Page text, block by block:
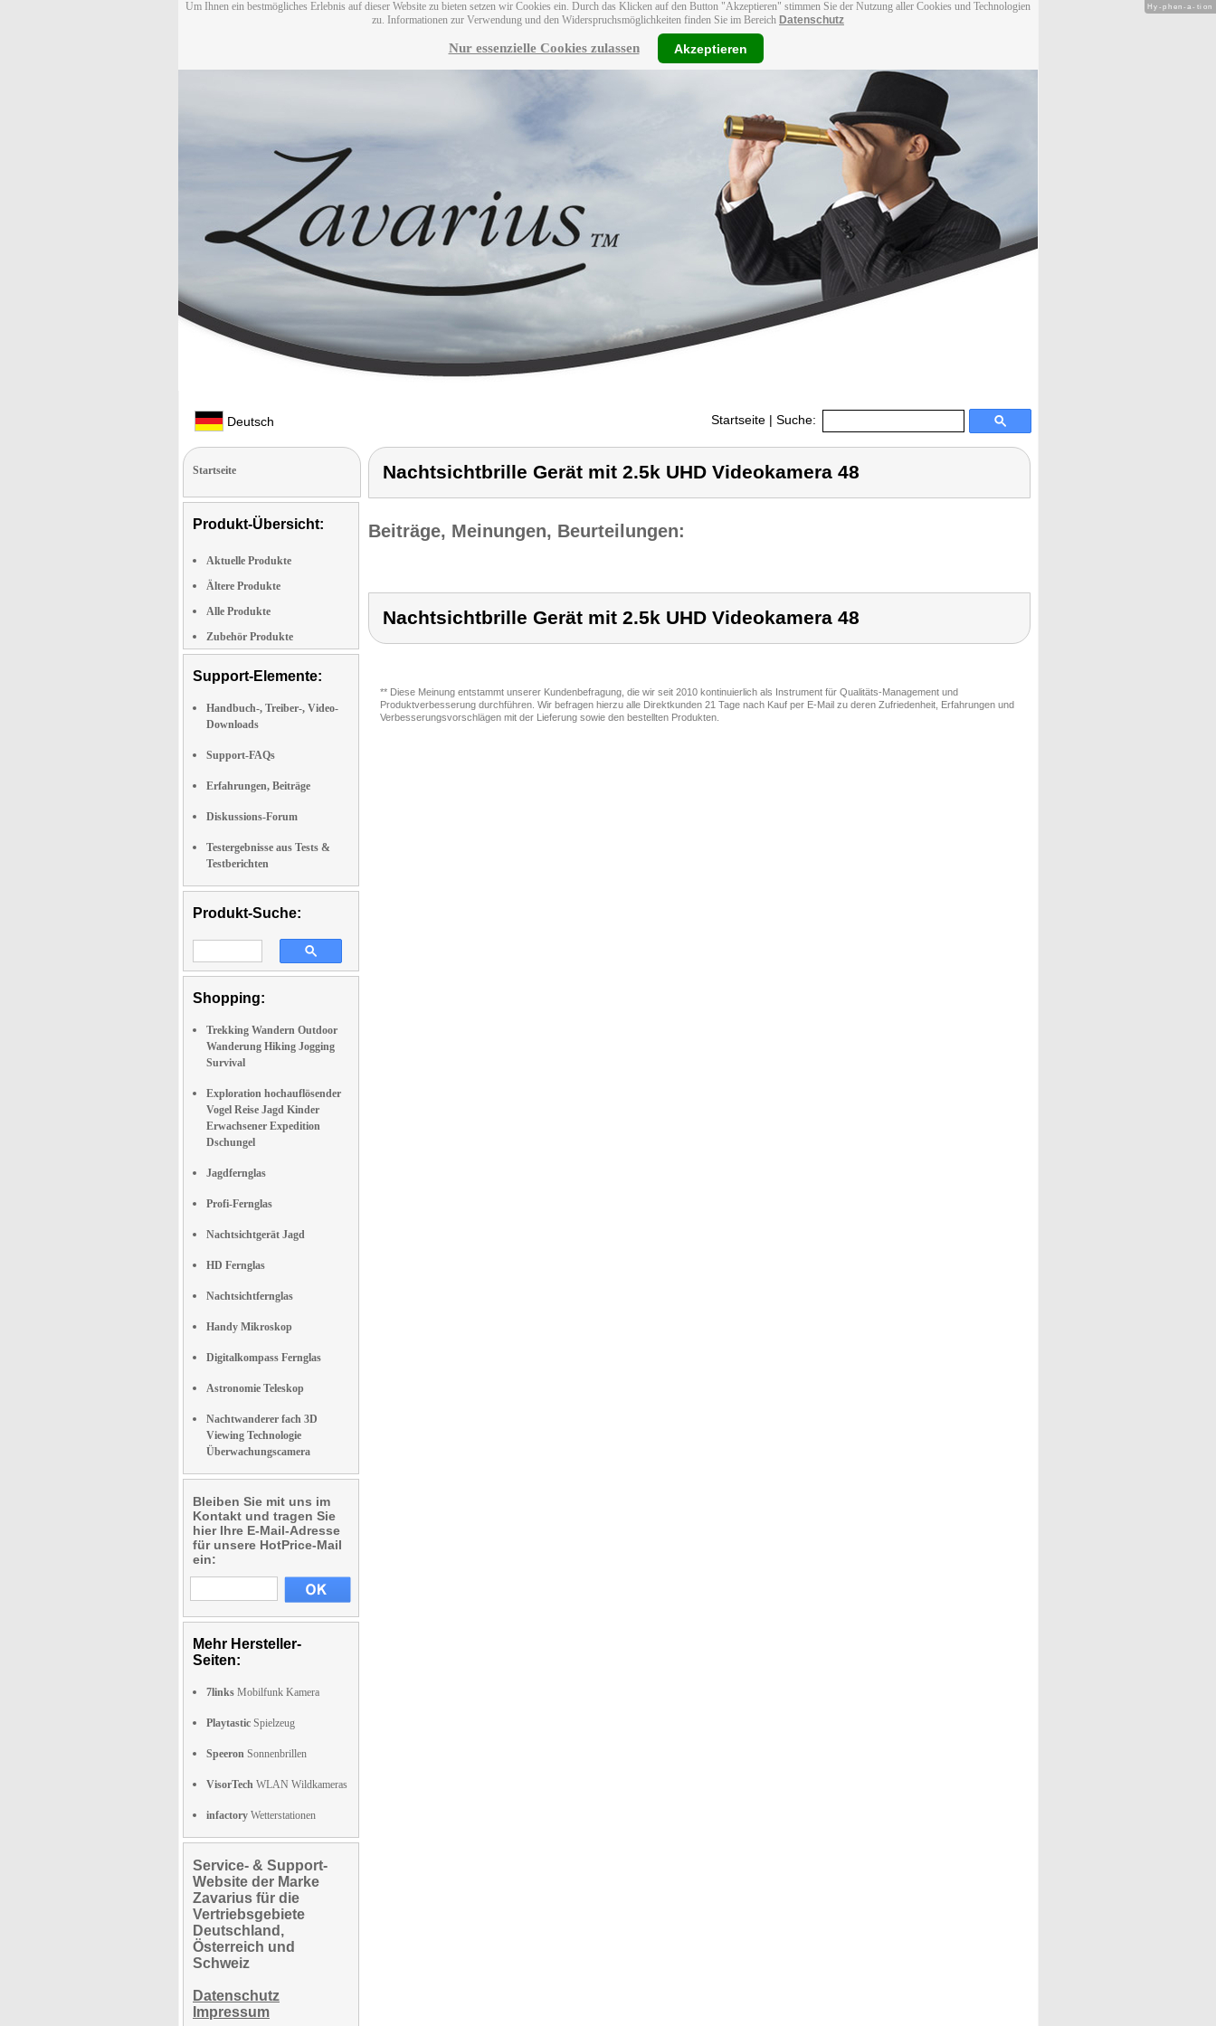
Um Ihnen ein bestmögliches Erlebnis auf dieser Website zu bieten setzen wir Cookies ein. Durch das Klicken auf den Button "Akzeptieren" stimmen Sie der Nutzung aller Cookies und Technologien
zu. Informationen zur Verwendung und den Widerspruchsmöglichkeiten finden Sie im Bereich Datenschutz
Nur essenzielle Cookies zulassen Akzeptieren
Deutsch Startseite | Suche:
Startseite
Produkt-Übersicht:
Aktuelle Produkte
Ältere Produkte
Alle Produkte
Zubehör Produkte
Support-Elemente:
Handbuch-, Treiber-, Video-
Downloads
Support-FAQs
Erfahrungen, Beiträge
Diskussions-Forum
Testergebnisse aus Tests &
Testberichten
Produkt-Suche:
Shopping:
Trekking Wandern Outdoor
Wanderung Hiking Jogging
Survival
Exploration hochauflösender
Vogel Reise Jagd Kinder
Erwachsener Expedition
Dschungel
Jagdfernglas
Profi-Fernglas
Nachtsichtgerät Jagd
HD Fernglas
Nachtsichtfernglas
Handy Mikroskop
Digitalkompass Fernglas
Astronomie Teleskop
Nachtwanderer fach 3D
Viewing Technologie
Überwachungscamera
Bleiben Sie mit uns im
Kontakt und tragen Sie
hier Ihre E-Mail-Adresse
für unsere HotPrice-Mail
ein:
Mehr Hersteller-
Seiten:
7links Mobilfunk Kamera
Playtastic Spielzeug
Speeron Sonnenbrillen
VisorTech WLAN Wildkameras
infactory Wetterstationen
Service- & Support-
Website der Marke
Zavarius für die
Vertriebsgebiete
Deutschland,
Österreich und
Schweiz
Datenschutz
Impressum
Nachtsichtbrille Gerät mit 2.5k UHD Videokamera 48
Beiträge, Meinungen, Beurteilungen:
Nachtsichtbrille Gerät mit 2.5k UHD Videokamera 48
** Diese Meinung entstammt unserer Kundenbefragung, die wir seit 2010 kontinuierlich als Instrument für Qualitäts-Management und
Produktverbesserung durchführen. Wir befragen hierzu alle Direktkunden 21 Tage nach Kauf per E-Mail zu deren Zufriedenheit, Erfahrungen und
Verbesserungsvorschlägen mit der Lieferung sowie den bestellten Produkten.
Hy-phen-a-tion